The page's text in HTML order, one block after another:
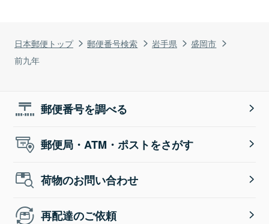
日本郵便トップ 郵便番号検索 岩手県
盛岡市
前九年
郵便番号を調べる
郵便局・ATM・ポストをさがす
荷物のお問い合わせ
再配達のご依頼